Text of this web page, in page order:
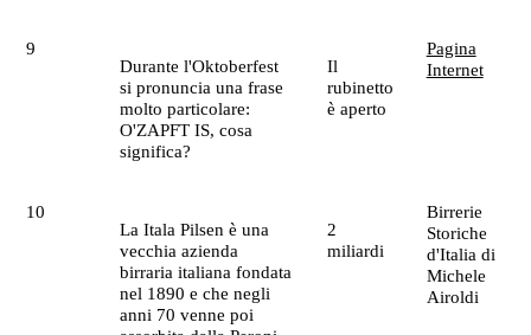
9
Durante l'Oktoberfest
si pronuncia una frase
molto particolare:
O'ZAPFT IS, cosa
significa?
Il
rubinetto
è aperto
Pagina
Internet
10
La Itala Pilsen è una
vecchia azienda
birraria italiana fondata
nel 1890 e che negli
anni 70 venne poi
2
miliardi
Birrerie
Storiche
d'Italia di
Michele
Airoldi